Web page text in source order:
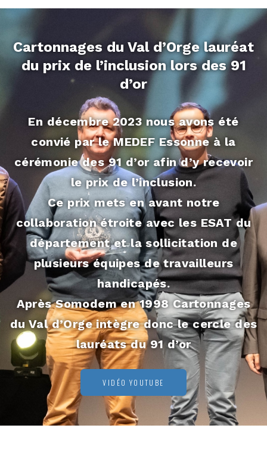
Cartonnages du Val d’Orge lauréat
du prix de l’inclusion lors des 91
d’or
En décembre 2023 nous avons été
convié par le MEDEF Essonne à la
cérémonie des 91 d’or afin d’y recevoir
le prix de l’inclusion.
Ce prix mets en avant notre
collaboration étroite avec les ESAT du
département et la sollicitation de
plusieurs équipes de travailleurs
handicapés.
Après Somodem en 1998 Cartonnages
du Val d’Orge intègre donc le cercle des
lauréats du 91 d’or
VIDÉO YOUTUBE